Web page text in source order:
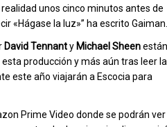
unos cinco minutos antes de
«Hágase la luz»” ha escrito Gaiman.
David Tennanty Michael Sheenestán
producción y más aún tras leer
este año viajarán a Escocia para
Prime Video donde se podrán ver